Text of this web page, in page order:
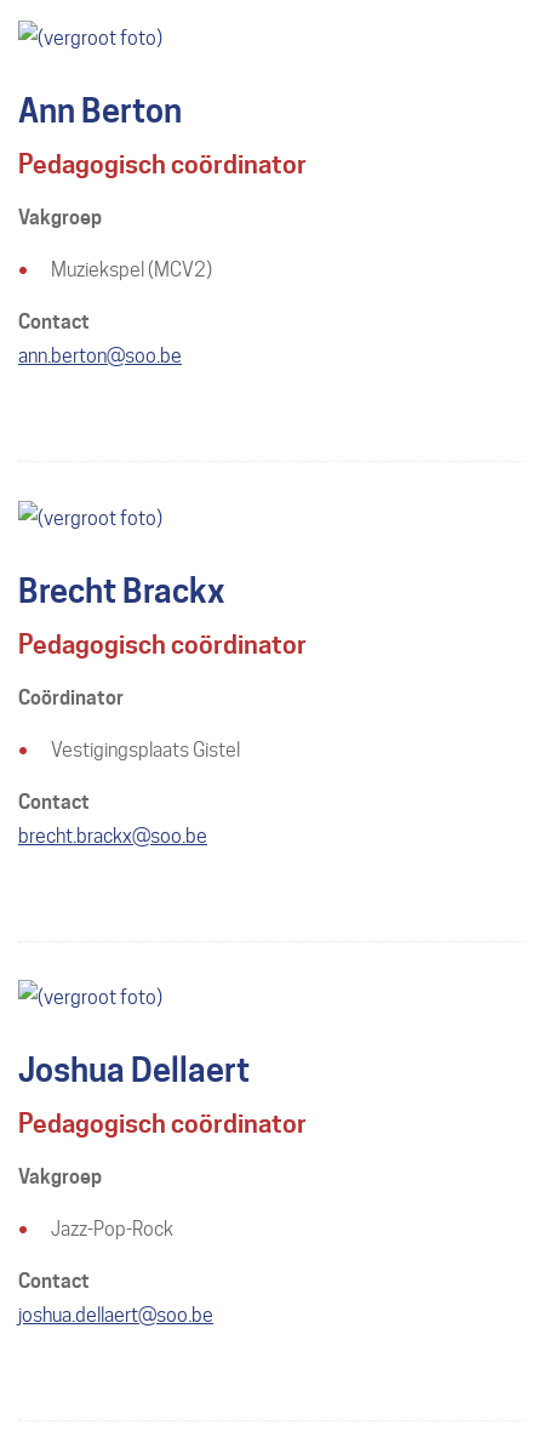
Ann Berton
Pedagogisch coördinator
Vakgroep
Muziekspel (MCV2)
Contact
E-
ann.berton@soo.be
Brecht Brackx
Pedagogisch coördinator
Coördinator
Vestigingsplaats Gistel
Contact
E-
brecht.brackx@soo.be
Joshua Dellaert
Pedagogisch coördinator
Vakgroep
Jazz-Pop-Rock
Contact
E-
joshua.dellaert@soo.be